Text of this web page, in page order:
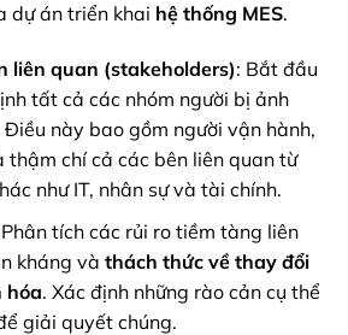
dự án triển khai hệ thống MES.
liên quan (stakeholders): Bắt đầu
tất cả các nhóm người bị ảnh
Điều này bao gồm người vận hành,
thậm chí cả các bên liên quan từ
như IT, nhân sự và tài chính.
tích các rủi ro tiềm tàng liên
kháng và thách thức về thay đổi
hóa. Xác định những rào cản cụ thể
giải quyết chúng.